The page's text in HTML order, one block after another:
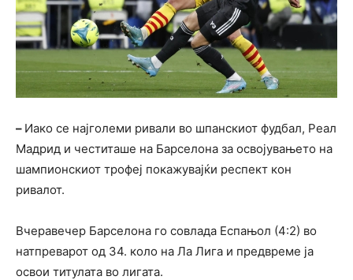
– Иако се најголеми ривали во шпанскиот фудбал, Реал
Мадрид и честиташе на Барселона за освојувањето на
шампионскиот трофеј покажувајќи респект кон
ривалот.
Вчеравечер Барселона го совлада Еспањол (4:2) во
натпреварот од 34. коло на Ла Лига и предвреме ја
освои титулата во лигата.